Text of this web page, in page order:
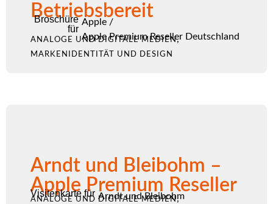
Betriebsbereit
Broschüre
für
Apple/
Apple Premium Reseller Deutschland
ANALOGE UND DIGITALE MEDIEN,
MARKENIDENTITÄT UND DESIGN
Arndt und Bleibohm –
Apple Premium Reseller
Visitenkarte für Arndt und Bleibohm
ANALOGE UND DIGITALE MEDIEN,